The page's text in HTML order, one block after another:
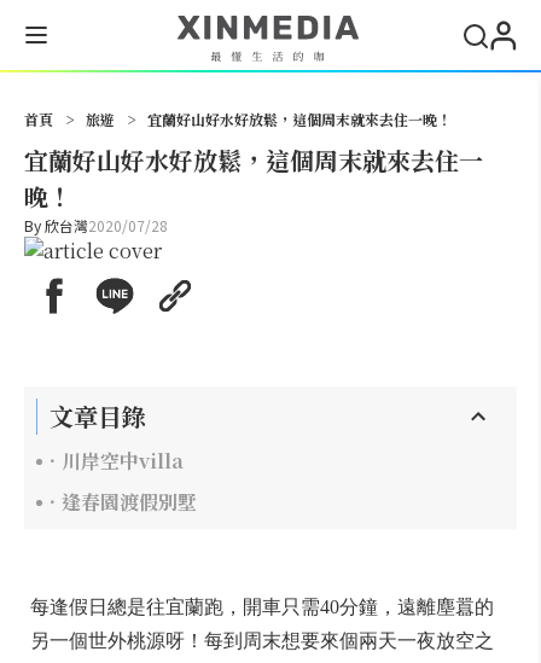
首頁 > 旅遊 > 宜蘭好山好水好放鬆，這個周末就來去住一晚！
宜蘭好山好水好放鬆，這個周末就來去住一
晚！
By欣台灣2020/07/28
文章目錄
．川岸空中villa
．逢春園渡假別墅
每逢假日總是往宜蘭跑，開車只需40分鐘，遠離塵囂的
另一個世外桃源呀！每到周末想要來個兩天一夜放空之